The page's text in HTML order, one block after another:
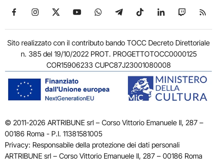
Seguici su Facebook
Seguici su Instagram
Seguici su X
Seguici su YouTube
Seguici su WhatsApp
Seguici su Telegram
Seguici su TikTok
Seguici su
Seguici
Sito realizzato con il contributo bando TOCC Decreto Direttoriale
n. 385 del 19/10/2022 PROT. PROGETTOTOCC0000125
COR15906233 CUPC87J23001080008
© 2011-2026 ARTRIBUNE srl – Corso Vittorio Emanuele II, 287 –
00186 Roma - P.I. 11381581005
Privacy: Responsabile della protezione dei dati personali
ARTRIBUNE srl – Corso Vittorio Emanuele II, 287 – 00186 Roma